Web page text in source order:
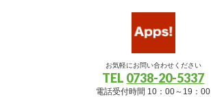
お気軽にお問い合わせください
TEL 0738-20-5337
電話受付時間 10：00～19：00